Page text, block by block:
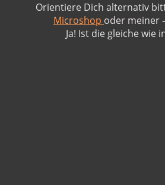
Orientiere Dich alternativ
Microshop oder meiner
Ja! Ist die gleiche wie